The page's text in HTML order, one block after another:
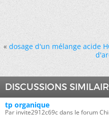
« dosage d'un mélange acide
DISCUSSIONS
tp organique
Par invite2912c69c dans le forum